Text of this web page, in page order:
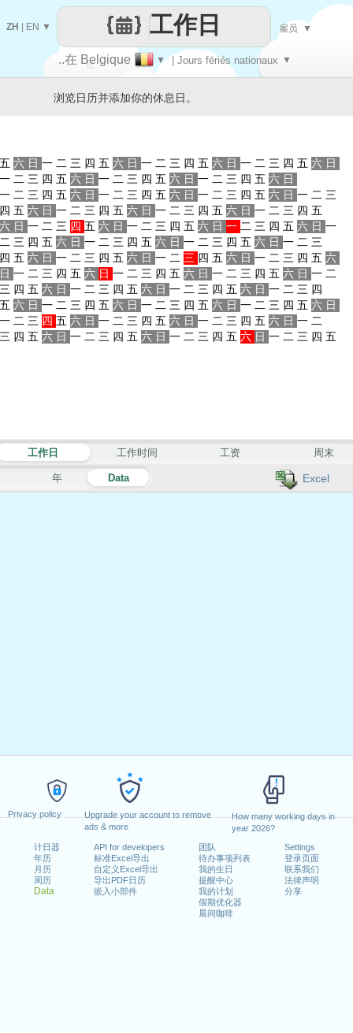
Privacy policy
Upgrade your account to remove
ads & more
How many working days in
year 2026?
计日器
年历
月历
周历
Data
API for developers
标准Excel导出
自定义Excel导出
导出PDF日历
嵌入小部件
团队
待办事项列表
我的生日
提醒中心
我的计划
假期优化器
晨间咖啡
Settings
登录页面
联系我们
法律声明
分享
让
..在 Belgique ▼ | Jours fériés nationaux ▼
工作日
ZH EN ▼ 雇员 ▼
Excel
浏览日历并添加你的休息日。
五 六 日 一 二 三 四 五 六 日 一 二 三 四 五 六 日 一 二 三 四 五 六 日
一 二 三 四 五 六 日 一 二 三 四 五 六 日 一 二 三 四 五 六 日
一 二 三 四 五 六 日 一 二 三 四 五 六 日 一 二 三 四 五 六 日 一 二 三
四 五 六 日 一 二 三 四 五 六 日 一 二 三 四 五 六 日 一 二 三 四 五
六 日 一 二 三 四 五 六 日 一 二 三 四 五 六 日 一 二 三 四 五 六 日 一
二 三 四 五 六 日 一 二 三 四 五 六 日 一 二 三 四 五 六 日 一 二 三
四 五 六 日 一 二 三 四 五 六 日 一 二 三 四 五 六 日 一 二 三 四 五 六
日 一 二 三 四 五 六 日 一 二 三 四 五 六 日 一 二 三 四 五 六 日 一 二
三 四 五 六 日 一 二 三 四 五 六 日 一 二 三 四 五 六 日 一 二 三 四
五 六 日 一 二 三 四 五 六 日 一 二 三 四 五 六 日 一 二 三 四 五 六 日
一 二 三 四 五 六 日 一 二 三 四 五 六 日 一 二 三 四 五 六 日 一 二
三 四 五 六 日 一 二 三 四 五 六 日 一 二 三 四 五 六 日 一 二 三 四 五
年 Data
工作日 工作时间 工资 周末